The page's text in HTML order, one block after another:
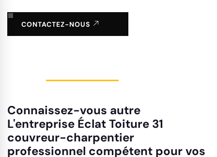
CONTACTEZ-NOUS
Connaissez-vous autre
L'entreprise Éclat Toiture 31
couvreur-charpentier
professionnel compétent pour vos